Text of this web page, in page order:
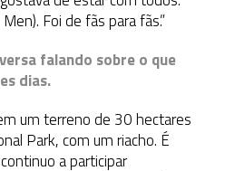
Foi de fãs para fãs.”
falando sobre o que
dias.
um terreno de 30 hectares
Park, com um riacho. É
a participar